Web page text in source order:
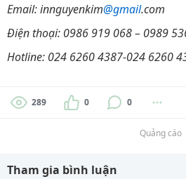
Email: innguyenkim@gmail.com
Điện thoại: 0986 919 068 – 0989
Hotline: 024 6260 4387-024 6260
289 0 0
Quảng cáo
Tham gia bình luận